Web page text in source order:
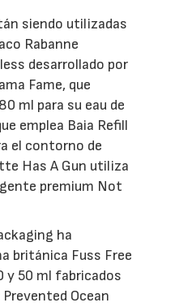
siendo utilizadas
Rabanne
desarrollado por
Fame, que
ml para su eau de
emplea Baia Refill
el contorno de
Has A Gun utiliza
premium Not
ha
británica Fuss Free
y 50 ml fabricados
Ocean